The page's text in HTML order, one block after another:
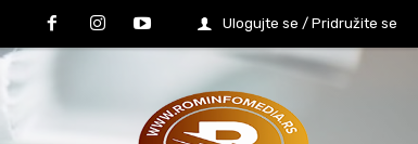
Ulogujte se / Pridružite se